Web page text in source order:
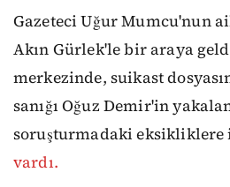
Gazeteci Uğur Mumcu'nun
Akın Gürlek'le bir araya
merkezinde, suikast
sanığı Oğuz Demir'in
soruşturmadaki eksikliklere
vardı.